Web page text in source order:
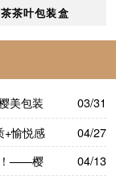
茶叶包装盒
美包装
03/31
+愉悦感
04/27
！——樱
04/13